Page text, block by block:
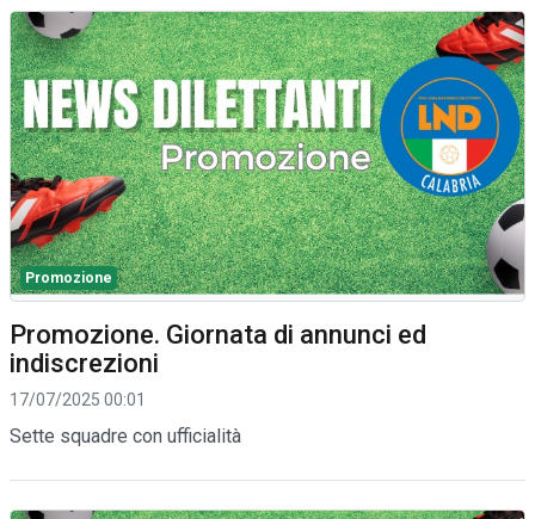
Promozione
Promozione. Giornata di annunci ed
indiscrezioni
17/07/2025 00:01
Sette squadre con ufficialità